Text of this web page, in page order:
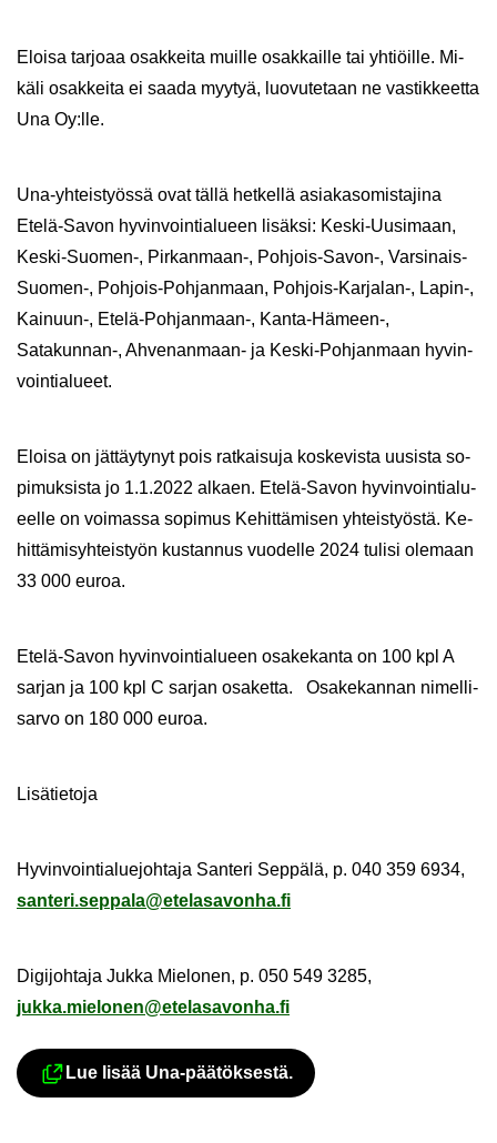
Eloi­sa tar­jo­aa osak­kei­ta muil­le osak­kail­le tai yh­tiöil­le. Mi­
kä­li osak­kei­ta ei saada myy­tyä, luo­vu­te­taan ne vas­tik­keet­ta
Una Oy:lle.
Una-​yhteistyössä ovat tällä het­kel­lä asia­kas­o­mis­ta­ji­na
Etelä-​Savon hy­vin­voin­tia­lu­een li­säk­si: Keski-​Uusimaan,
Keski-​Suomen-, Pirkanmaan-​, Pohjois-​Savon-, Varsinais-​
Suomen-, Pohjois-​Pohjanmaan, Pohjois-​Karjalan-, Lapin-​,
Kainuun-​, Etelä-​Pohjanmaan-, Kanta-​Hämeen-,
Satakunnan-​, Ahvenanmaan-​ ja Keski-​Pohjanmaan hy­vin­
voin­tia­lu­eet.
Eloi­sa on jät­täy­ty­nyt pois rat­kai­su­ja kos­ke­vis­ta uusis­ta so­
pi­muk­sis­ta jo 1.1.2022 al­kaen. Etelä-​Savon hy­vin­voin­tia­lu­
eel­le on voi­mas­sa so­pi­mus Ke­hit­tä­mi­sen yh­teis­työs­tä. Ke­
hit­tä­mi­syh­teis­työn kus­tan­nus vuo­del­le 2024 tu­li­si ole­maan
33 000 euroa.
Etelä-​Savon hy­vin­voin­tia­lu­een osa­ke­kan­ta on 100 kpl A
sar­jan ja 100 kpl C sar­jan osa­ket­ta. Osa­ke­kan­nan ni­mel­li­
sar­vo on 180 000 euroa.
Li­sä­tie­to­ja
Hy­vin­voin­tia­lue­joh­ta­ja San­te­ri Sep­pä­lä, p. 040 359 6934,
san­te­ri.sep­pa­la@ete­la­sa­von­ha.fi
Di­gi­joh­ta­ja Jukka Mie­lo­nen, p. 050 549 3285,
jukka.mie­lo­nen@ete­la­sa­von­ha.fi
Ul­koi­nen pal­ve­lu avau­tuu uu­del­le
Lue lisää Una-​päätöksestä.